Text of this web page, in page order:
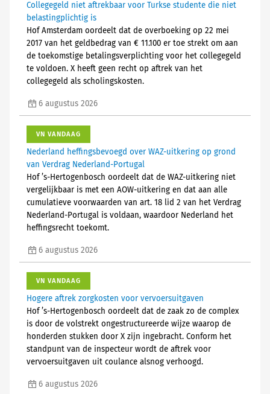
Collegegeld niet aftrekbaar voor Turkse studente die niet
belastingplichtig is
Hof Amsterdam oordeelt dat de overboeking op 22 mei
2017 van het geldbedrag van € 11.100 er toe strekt om aan
de toekomstige betalingsverplichting voor het collegegeld
te voldoen. X heeft geen recht op aftrek van het
collegegeld als scholingskosten.
6 augustus 2026
VN VANDAAG
Nederland heffingsbevoegd over WAZ-uitkering op grond
van Verdrag Nederland-Portugal
Hof ’s-Hertogenbosch oordeelt dat de WAZ-uitkering niet
vergelijkbaar is met een AOW-uitkering en dat aan alle
cumulatieve voorwaarden van art. 18 lid 2 van het Verdrag
Nederland-Portugal is voldaan, waardoor Nederland het
heffingsrecht toekomt.
6 augustus 2026
VN VANDAAG
Hogere aftrek zorgkosten voor vervoersuitgaven
Hof ’s-Hertogenbosch oordeelt dat de zaak zo de complex
is door de volstrekt ongestructureerde wijze waarop de
honderden stukken door X zijn ingebracht. Conform het
standpunt van de inspecteur wordt de aftrek voor
vervoersuitgaven uit coulance alsnog verhoogd.
6 augustus 2026